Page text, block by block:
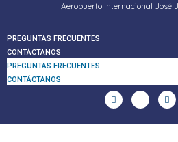
Aeropuerto Internacional José
PREGUNTAS FRECUENTES
CONTÁCTANOS
PREGUNTAS FRECUENTES
CONTÁCTANOS